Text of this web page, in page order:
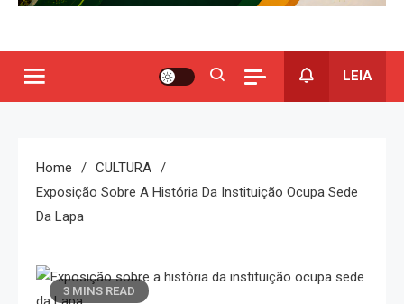
LEIA
Home
CULTURA
Exposição Sobre A História Da Instituição Ocupa Sede
Da Lapa
3 MINS READ